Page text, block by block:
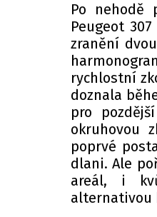
Po nehodě
Peugeot
zranění
rychlostní
doznala
pro
okruhovou
poprvé
dlani. Ale
areál, i
alternativou